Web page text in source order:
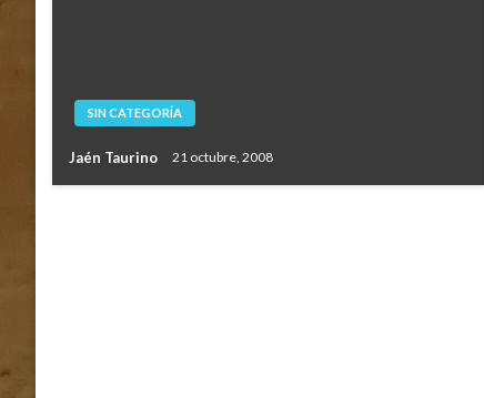
SIN CATEGORÍA
Jaén Taurino 21 octubre, 2008